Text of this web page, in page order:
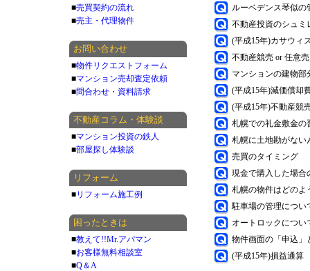
ルーベデンス琴似の
不動産投資のシュミ
(平成15年)カサウィ
不動産競売 or 任意
マンションの建物
(平成15年)減価償却
(平成15年)不動産競
札幌での礼金敷金の
札幌に土地勘がない
売買のタイミング
現金で購入した場合
札幌の物件はどのよ
駐車場の管理につい
オートロックについ
物件画面の「申込」
(平成15年)損益通算
■売買契約の流れ
■売主・代理物件
お問い合わせ
■物件リクエストフォーム
■マンション売却査定依頼
■問合わせ・資料請求
不動産コラム・体験談
■マンション投資の鉄人
■部屋探し体験談
リフォーム
■リフォーム施工例
困ったときは
■教えて!!Mr.アパマン
■お客様無料相談室
■Q＆A